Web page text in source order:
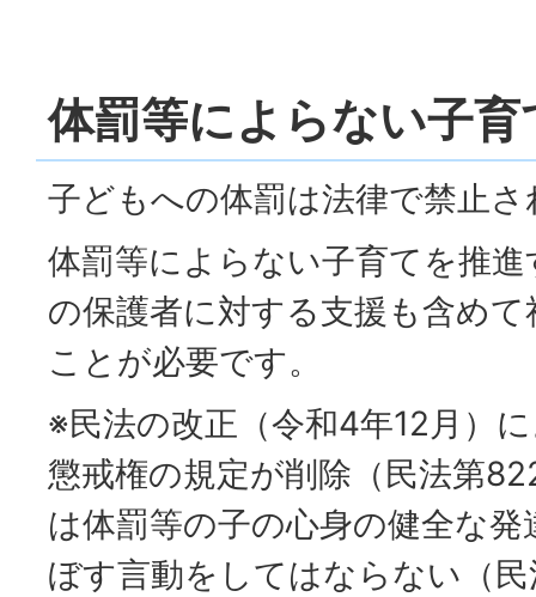
体罰等によらない子育
子どもへの体罰は法律で禁止
体罰等によらない子育てを推
の保護者に対する支援も含め
ことが必要です。
※民法の改正（令和4年12月）
懲戒権の規定が削除（民法第
は体罰等の子の心身の健全な
ぼす言動をしてはならない（